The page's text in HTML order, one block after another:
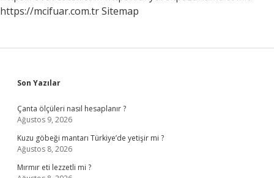
https://mcifuar.com.trSitemap
Sidebar
Son Yazılar
Çanta ölçüleri nasıl hesaplanır ?
Ağustos 9, 2026
Kuzu göbeği mantarı Türkiye’de yetişir mi ?
Ağustos 8, 2026
Mırmır eti lezzetli mi ?